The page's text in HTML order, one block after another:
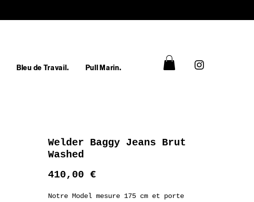
Bleu de Travail. Pull Marin.
Welder Baggy Jeans Brut
Washed
410,00 €Prix
Notre Model mesure 175 cm et porte